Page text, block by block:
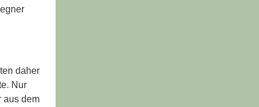
daher
Nur
aus dem